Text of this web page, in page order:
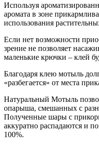
Используя
аромата в зоне
использования
Если нет возможности
зрение не позволяет
маленькие крючки – клей
Благодаря клею мотыль
«разбегается» от места
Натуральный Мотыль
опарыша, смешанных с
Полученные шары с
аккуратно распадаются и
100%.